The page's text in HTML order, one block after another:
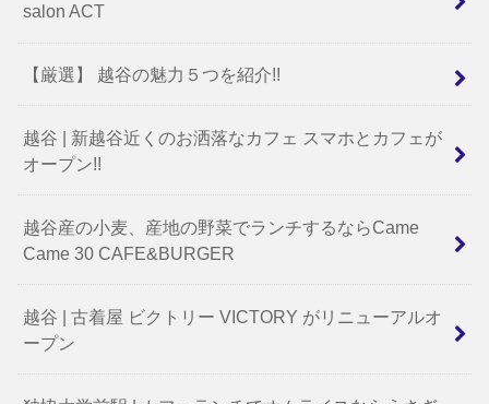
salon ACT
【厳選】 越谷の魅力５つを紹介!!
越谷 | 新越谷近くのお洒落なカフェ スマホとカフェが
オープン!!
越谷産の小麦、産地の野菜でランチするならCame
Came 30 CAFE&BURGER
越谷 | 古着屋 ビクトリー VICTORY がリニューアルオ
ープン